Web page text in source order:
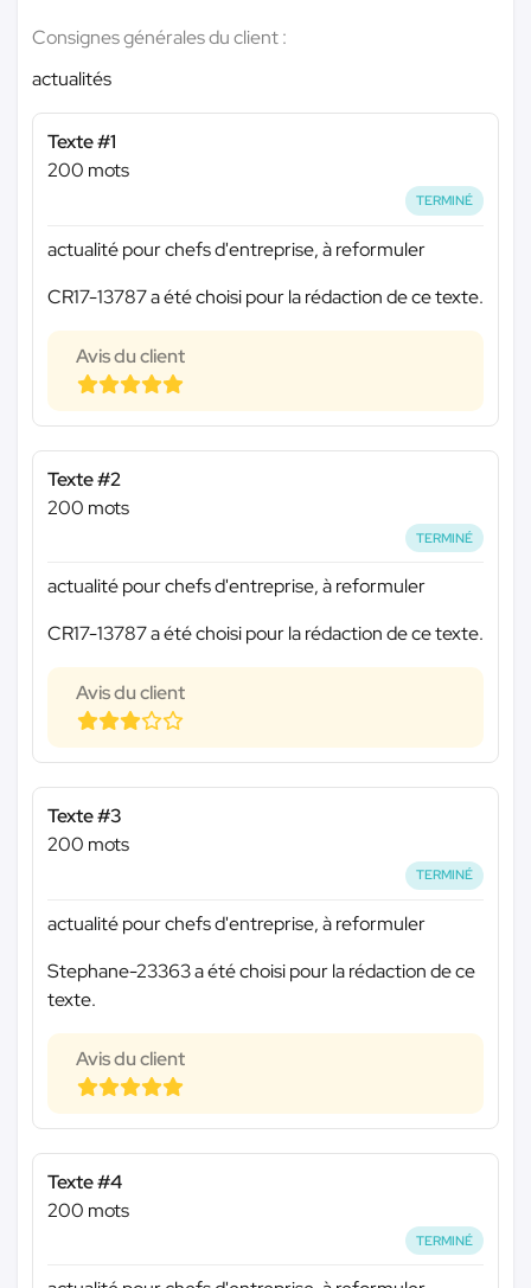
Consignes générales du client :
actualités
Texte #1
200 mots
TERMINÉ
actualité pour chefs d'entreprise, à reformuler
CR17-13787 a été choisi pour la rédaction de ce texte.
Avis du client
Texte #2
200 mots
TERMINÉ
actualité pour chefs d'entreprise, à reformuler
CR17-13787 a été choisi pour la rédaction de ce texte.
Avis du client
Texte #3
200 mots
TERMINÉ
actualité pour chefs d'entreprise, à reformuler
Stephane-23363 a été choisi pour la rédaction de ce
texte.
Avis du client
Texte #4
200 mots
TERMINÉ